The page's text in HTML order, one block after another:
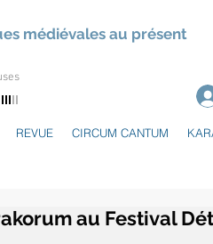
médiévales au présent
REVUE CIRCUM CANTUM
au Festival